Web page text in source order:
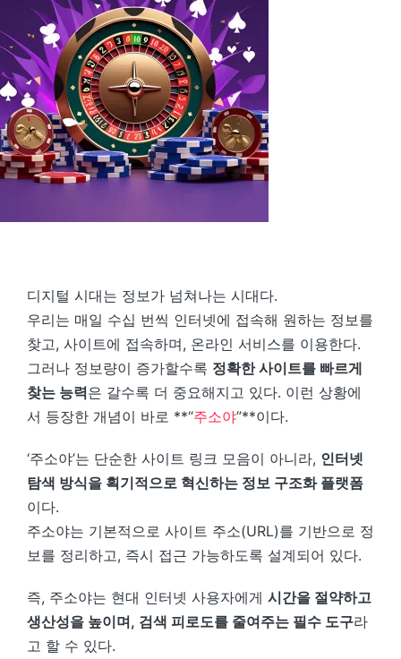
디지털 시대는 정보가 넘쳐나는 시대다.
우리는 매일 수십 번씩 인터넷에 접속해 원하는 정보를
찾고, 사이트에 접속하며, 온라인 서비스를 이용한다.
그러나 정보량이 증가할수록 정확한 사이트를 빠르게
찾는 능력은 갈수록 더 중요해지고 있다. 이런 상황에
서 등장한 개념이 바로 **“주소야”**이다.
‘주소야’는 단순한 사이트 링크 모음이 아니라, 인터넷
탐색 방식을 획기적으로 혁신하는 정보 구조화 플랫폼
이다.
주소야는 기본적으로 사이트 주소(URL)를 기반으로 정
보를 정리하고, 즉시 접근 가능하도록 설계되어 있다.
즉, 주소야는 현대 인터넷 사용자에게 시간을 절약하고
생산성을 높이며, 검색 피로도를 줄여주는 필수 도구라
고 할 수 있다.